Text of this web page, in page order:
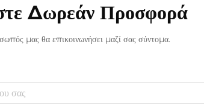
Δωρεάν Προσφορά
μας θα επικοινωνήσει μαζί σας σύντομα.